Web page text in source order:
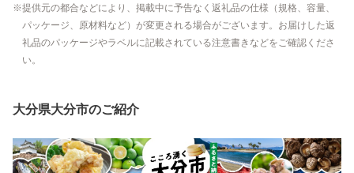
提供元の都合などにより、掲載中に予告なく返礼品の仕様（規格、容量、
パッケージ、原材料など）が変更される場合がございます。お届けした返
礼品のパッケージやラベルに記載されている注意書きなどをご確認くださ
い。
大分県大分市のご紹介